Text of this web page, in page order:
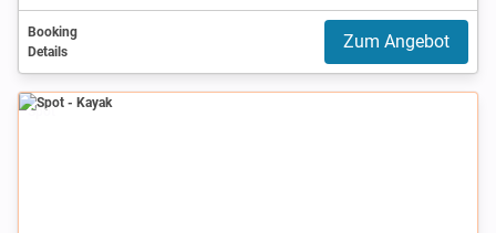
Booking
Details
Zum Angebot
Spot